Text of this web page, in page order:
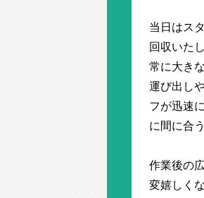
当日はス
回収いた
常に大き
運び出し
フが迅速
に間に合
作業後の
変嬉しく